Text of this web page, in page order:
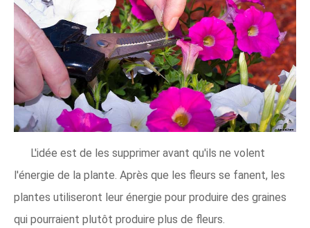
L'idée est de les supprimer avant qu'ils ne volent
l'énergie de la plante. Après que les fleurs se fanent, les
plantes utiliseront leur énergie pour produire des graines
qui pourraient plutôt produire plus de fleurs.